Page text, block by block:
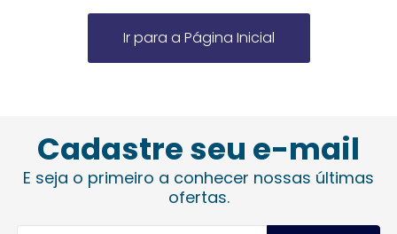
Ir para a Página Inicial
Cadastre seu e-mail
E seja o primeiro a conhecer nossas últimas
ofertas.